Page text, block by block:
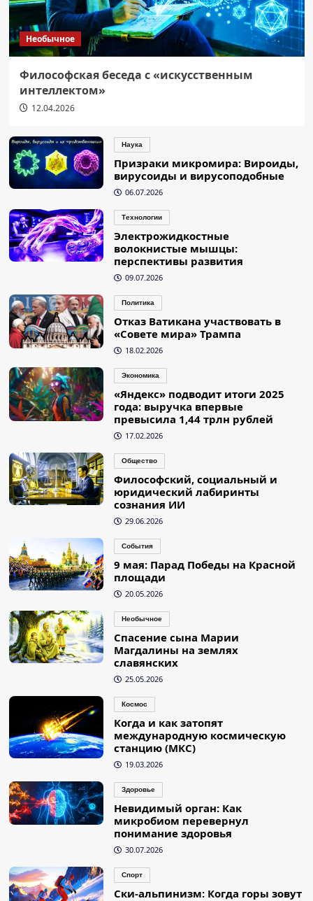
Необычное
Философская беседа с «искусственным
интеллектом»
12.04.2026
Наука
Призраки микромира: Вироиды,
вирусоиды и вирусоподобные
06.07.2026
Технологии
Электрожидкостные
волокнистые мышцы:
перспективы развития
09.07.2026
Политика
Отказ Ватикана участвовать в
«Совете мира» Трампа
18.02.2026
Экономика
«Яндекс» подводит итоги 2025
года: выручка впервые
превысила 1,44 трлн рублей
17.02.2026
Общество
Философский, социальный и
юридический лабиринты
сознания ИИ
29.06.2026
События
9 мая: Парад Победы на Красной
площади
20.05.2026
Необычное
Спасение сына Марии
Магдалины на землях
славянских
25.05.2026
Космос
Когда и как затопят
международную космическую
станцию (МКС)
19.03.2026
Здоровье
Невидимый орган: Как
микробиом перевернул
понимание здоровья
30.07.2026
Спорт
Ски-альпинизм: Когда горы зовут